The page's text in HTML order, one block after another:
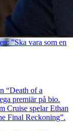
”Ska vara som en
“Death of a
premiär på bio.
Cruise spelar Ethan
Final Reckoning”.